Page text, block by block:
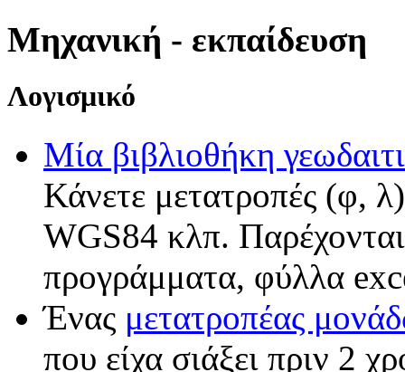
Μηχανική - εκπαίδευση
Λογισμικό
Μία βιβλιοθήκη
Κάνετε μετατροπές
WGS84 κλπ.
προγράμματα, φύλλα
Ένας μετατροπέας
που είχα σιάξει πριν 2